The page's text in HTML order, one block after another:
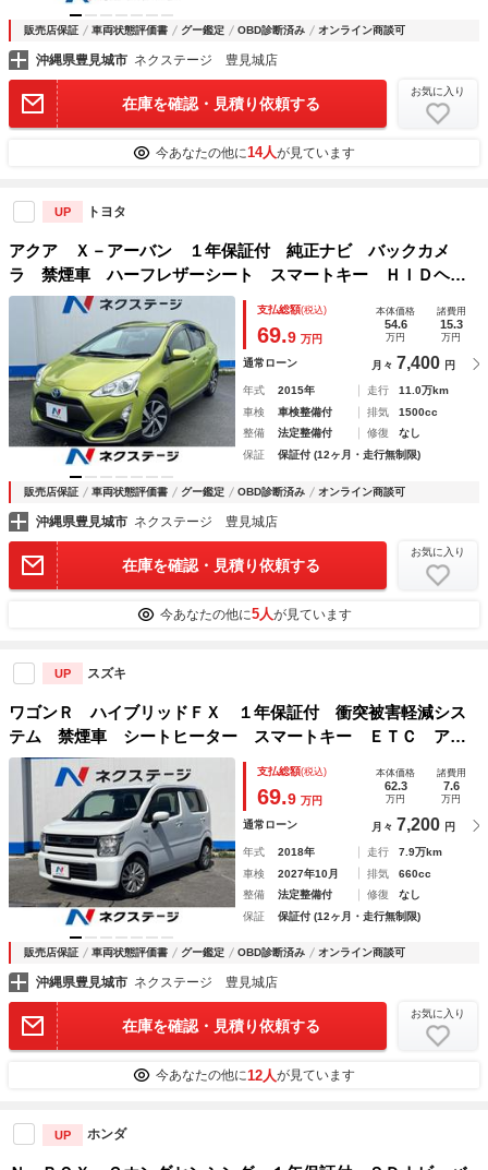
販売店保証 車両状態評価書 グー鑑定 OBD診断済み オンライン商談可
沖縄県豊見城市 ネクステージ 豊見城店
在庫を確認・見積り依頼する
お気に入り
今あなたの他に14人が見ています
UP トヨタ
アクア Ｘ－アーバン １年保証付 純正ナビ バックカメ
ラ 禁煙車 ハーフレザーシート スマートキー ＨＩＤヘッ
ド ビルトインＥＴＣ 純正１６インチアルミ オートライ
ト オートエアコン Ｂｌｕｅｔｏｏｔｈ ＣＤ
支払総額(税込)
69.9 万円
本体価格
54.6
万円
諸費用
15.3
万円
通常ローン 月々 7,400 円
年式 2015年 走行
11.0万km
車検
車検整備付 排気
1500cc
整備
法定整備付 修復
なし
保証
保証付 (12ヶ月・走行無制限)
販売店保証 車両状態評価書 グー鑑定 OBD診断済み オンライン商談可
沖縄県豊見城市 ネクステージ 豊見城店
在庫を確認・見積り依頼する
お気に入り
今あなたの他に5人が見ています
UP スズキ
ワゴンＲ ハイブリッドＦＸ １年保証付 衝突被害軽減シス
テム 禁煙車 シートヒーター スマートキー ＥＴＣ アイ
ドリングストップ オーディオ 純正１４インチアルミ オー
トライト オートエアコン ＣＤ再生 ＡＵＸ接続 ドアバイ
ザー
支払総額(税込)
69.9 万円
本体価格
62.3
万円
諸費用
7.6
万円
通常ローン 月々 7,200 円
年式 2018年 走行
7.9万km
車検
2027年10月 排気
660cc
整備
法定整備付 修復
なし
保証
保証付 (12ヶ月・走行無制限)
販売店保証 車両状態評価書 グー鑑定 OBD診断済み オンライン商談可
沖縄県豊見城市 ネクステージ 豊見城店
在庫を確認・見積り依頼する
お気に入り
今あなたの他に12人が見ています
UP ホンダ